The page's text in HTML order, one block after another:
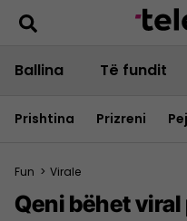
Ballina Të fundit
Prishtina Prizreni
Fun > Virale
Qeni bëhet